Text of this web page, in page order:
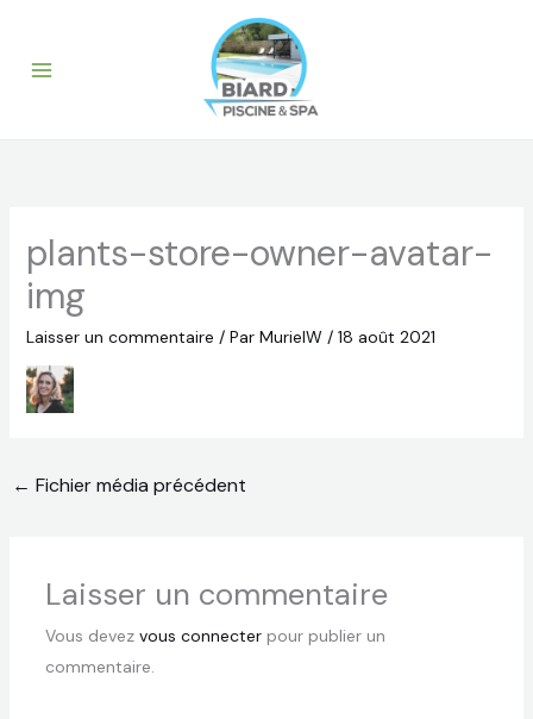
contenu
plants-store-owner-avatar-
img
Laisser un commentaire / Par MurielW / 18 août 2021
← Fichier média précédent
Laisser un commentaire
Vous devez vous connecterpour publier un
commentaire.